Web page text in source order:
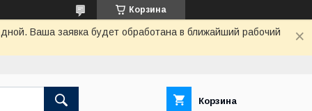
Корзина
Ваша заявка будет обработана в ближайший рабочий
Корзина